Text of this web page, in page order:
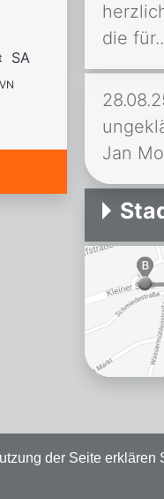
der Seite erklären
SA
die
Jan